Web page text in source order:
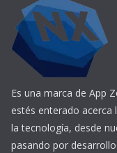
Es una marca de App
estés enterado acerca
la tecnología, desde
pasando por